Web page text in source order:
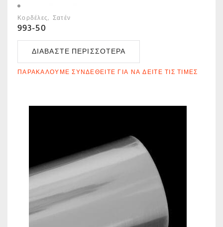
Κορδέλες Σατέν
993-50
ΔΙΑΒΆΣΤΕ ΠΕΡΙΣΣΌΤΕΡΑ
ΠΑΡΑΚΑΛΟΎΜΕ ΣΥΝΔΕΘΕΊΤΕ ΓΙΑ ΝΑ ΔΕΊΤΕ ΤΙΣ ΤΙΜΈΣ